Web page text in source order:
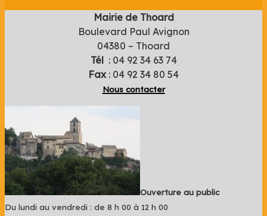
Mairie de Thoard
Boulevard Paul Avignon
04380 – Thoard
Tél: 04 92 34 63 74
Fax : 04 92 34 80 54
Nous contacter
Ouverture au public
Du lundi au vendredi : de 8 h 00 à 12 h 00